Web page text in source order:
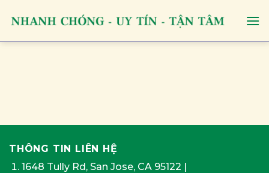
THÔNG TIN LIÊN HỆ
1648 Tully Rd, San Jose, CA 95122 |